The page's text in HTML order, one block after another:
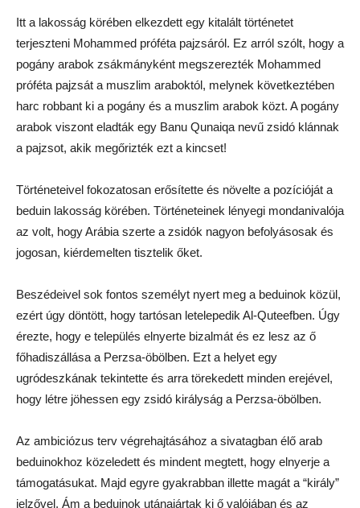
Itt a lakosság körében elkezdett egy kitalált történetet
terjeszteni Mohammed próféta pajzsáról. Ez arról szólt, hogy a
pogány arabok zsákmányként megszerezték Mohammed
próféta pajzsát a muszlim araboktól, melynek következtében
harc robbant ki a pogány és a muszlim arabok közt. A pogány
arabok viszont eladták egy Banu Qunaiqa nevű zsidó klánnak
a pajzsot, akik megőrizték ezt a kincset!
Történeteivel fokozatosan erősítette és növelte a pozícióját a
beduin lakosság körében. Történeteinek lényegi mondanivalója
az volt, hogy Arábia szerte a zsidók nagyon befolyásosak és
jogosan, kiérdemelten tisztelik őket.
Beszédeivel sok fontos személyt nyert meg a beduinok közül,
ezért úgy döntött, hogy tartósan letelepedik Al-Quteefben. Úgy
érezte, hogy e település elnyerte bizalmát és ez lesz az ő
főhadiszállása a Perzsa-öbölben. Ezt a helyet egy
ugródeszkának tekintette és arra törekedett minden erejével,
hogy létre jöhessen egy zsidó királyság a Perzsa-öbölben.
Az ambiciózus terv végrehajtásához a sivatagban élő arab
beduinokhoz közeledett és mindent megtett, hogy elnyerje a
támogatásukat. Majd egyre gyakrabban illette magát a “király”
jelzővel. Ám a beduinok utánajártak ki ő valójában és az